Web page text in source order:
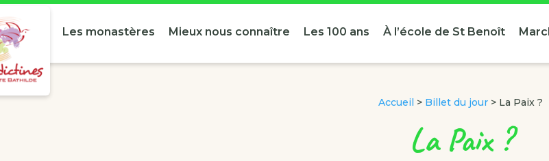
Les monastères Mieux nous connaître Les 100 ans À l’école de St Benoît
Accueil > Billet du jour > La Paix ?
La Paix ?